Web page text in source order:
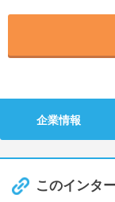
企業情報
このインタ